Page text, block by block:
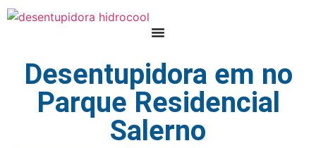
Desentupidora em no
Parque Residencial
Salerno